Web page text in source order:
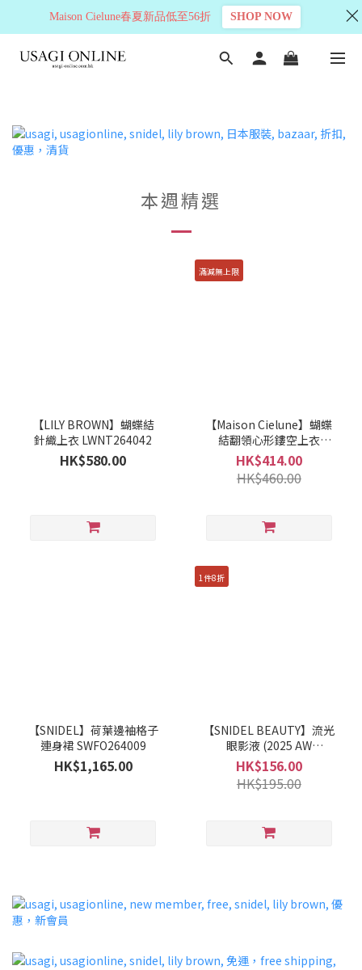
本週精選
【LILY BROWN】蝴蝶結
針織上衣 LWNT264042
HK$580.00
滿減無上限
【Maison Cielune】蝴蝶
結翻領心形鏤空上衣
MWBD262677
HK$414.00
HK$460.00
【SNIDEL】荷葉邊袖格子
連身裙 SWFO264009
HK$1,165.00
1件8折
【SNIDEL BEAUTY】流光
眼影液 (2025 AW
COLLECTION)
HK$156.00
HK$195.00
Maison Cielune春夏新品低至56折 SHOP NOW